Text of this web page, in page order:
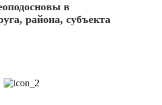
в
района, субъекта